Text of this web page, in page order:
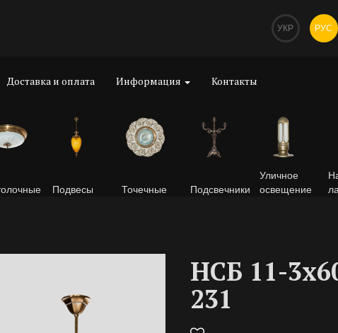
УКР РУС
Доставка и оплата Информация Контакты
Подвесы Точечные Подсвечники
Уличное
освещение
НСБ 11-
231